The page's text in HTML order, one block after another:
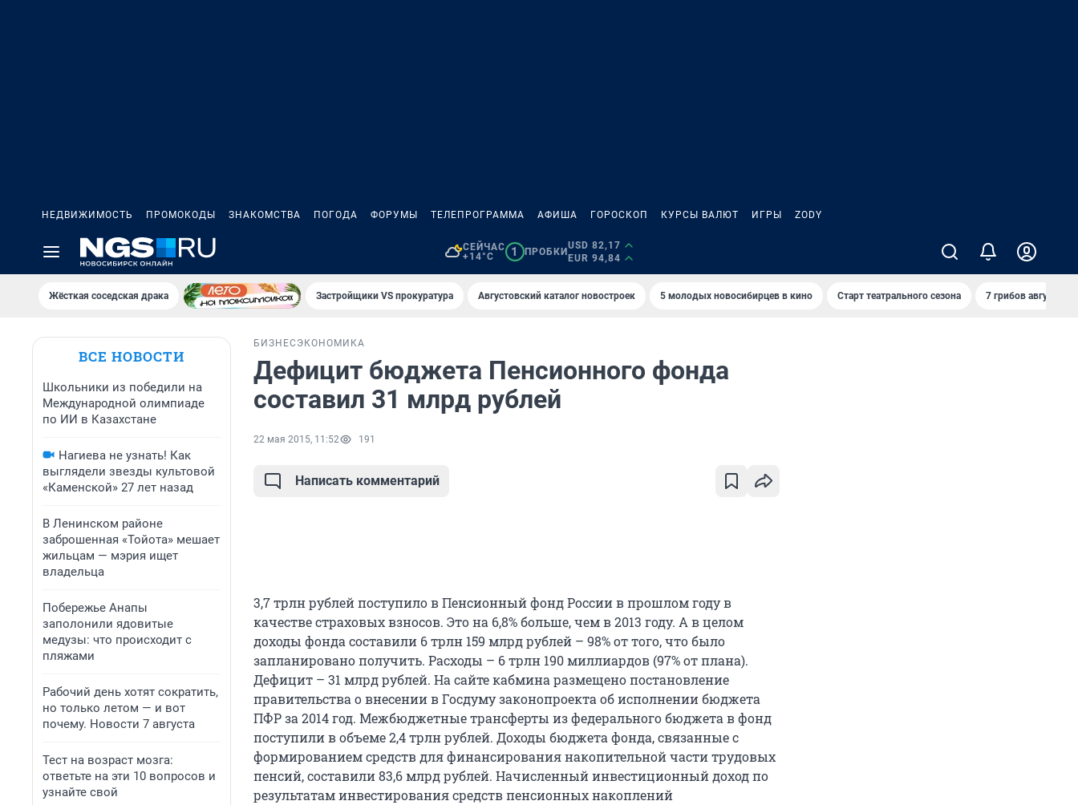
НЕДВИЖИМОСТЬ ПРОМОКОДЫ ЗНАКОМСТВА ПОГОДА ФОРУМЫ ТЕЛЕПРОГРАММА АФИША ГОРОСКОП КУРСЫ ВАЛЮТ ИГРЫ ZODY
СЕЙЧАС
+14°C
1 ПРОБКИ
USD 82,17
EUR 94,84
Жёсткая соседская драка Застройщики VS прокуратура Августовский каталог новостроек 5 молодых новосибирцев в кино Старт театрального сезона 7 грибов августа
ВСЕ НОВОСТИ
Школьники из победили на
Международной олимпиаде
по ИИ в Казахстане
Нагиева не узнать! Как
выглядели звезды культовой
«Каменской» 27 лет назад
В Ленинском районе
заброшенная «Тойота» мешает
жильцам — мэрия ищет
владельца
Побережье Анапы
заполонили ядовитые
медузы: что происходит с
пляжами
Рабочий день хотят сократить,
но только летом — и вот
почему. Новости 7 августа
Тест на возраст мозга:
ответьте на эти 10 вопросов и
узнайте свой
БИЗНЕС ЭКОНОМИКА
Дефицит бюджета Пенсионного фонда
составил 31 млрд рублей
22 мая 2015, 11:52 191
Написать комментарий
3,7 трлн рублей поступило в Пенсионный фонд России в прошлом году в
качестве страховых взносов. Это на 6,8% больше, чем в 2013 году. А в целом
доходы фонда составили 6 трлн 159 млрд рублей – 98% от того, что было
запланировано получить. Расходы – 6 трлн 190 миллиардов (97% от плана).
Дефицит – 31 млрд рублей. На сайте кабмина размещено постановление
правительства о внесении в Госдуму законопроекта об исполнении бюджета
ПФР за 2014 год. Межбюджетные трансферты из федерального бюджета в фонд
поступили в объеме 2,4 трлн рублей. Доходы бюджета фонда, связанные с
формированием средств для финансирования накопительной части трудовых
пенсий, составили 83,6 млрд рублей. Начисленный инвестиционный доход по
результатам инвестирования средств пенсионных накоплений